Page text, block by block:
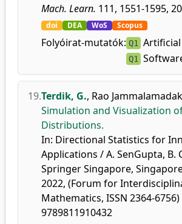
Mach. Learn. 111, 1551-1595,
doi DEA WoS Scopus
Folyóirat-mutatók: Q1
Q1
19.Terdik, G., Rao
Simulation and Visualization
Distributions.
In: Directional Statistics for
Applications / A. SenGupta, B.
Springer Singapore,
2022, (Forum for
Mathematics, ISSN 2364-6756)
9789811910432